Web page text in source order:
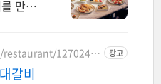
만나
1270241
광고
갈비